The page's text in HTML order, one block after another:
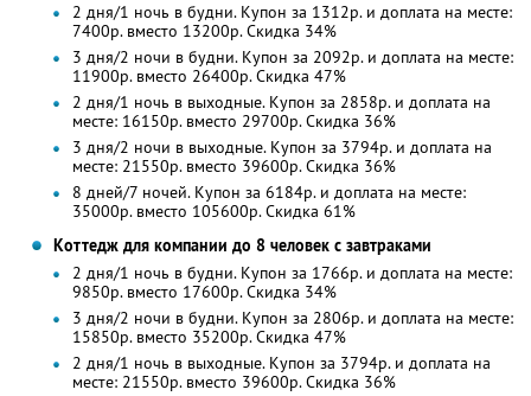
2 дня/1 ночь в будни. Купон за 1312р. и доплата на месте:
7400р. вместо 13200р. Скидка 34%
3 дня/2 ночи в будни. Купон за 2092р. и доплата на месте:
11900р. вместо 26400р. Скидка 47%
2 дня/1 ночь в выходные. Купон за 2858р. и доплата на
месте: 16150р. вместо 29700р. Скидка 36%
3 дня/2 ночи в выходные. Купон за 3794р. и доплата на
месте: 21550р. вместо 39600р. Скидка 36%
8 дней/7 ночей. Купон за 6184р. и доплата на месте:
35000р. вместо 105600р. Скидка 61%
Коттедж для компании до 8 человек с завтраками
2 дня/1 ночь в будни. Купон за 1766р. и доплата на месте:
9850р. вместо 17600р. Скидка 34%
3 дня/2 ночи в будни. Купон за 2806р. и доплата на месте:
15850р. вместо 35200р. Скидка 47%
2 дня/1 ночь в выходные. Купон за 3794р. и доплата на
месте: 21550р. вместо 39600р. Скидка 36%